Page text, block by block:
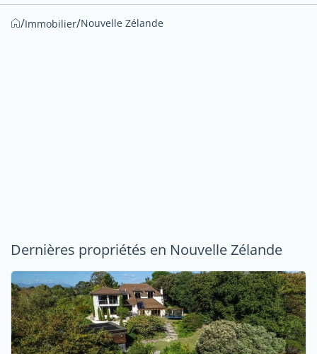
/Immobilier/Nouvelle Zélande
Dernières propriétés en Nouvelle Zélande